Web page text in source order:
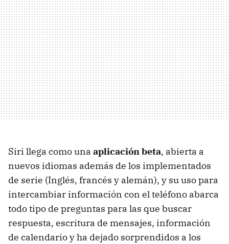
Siri llega como una aplicación beta, abierta a
nuevos idiomas además de los implementados
de serie (Inglés, francés y alemán), y su uso para
intercambiar información con el teléfono abarca
todo tipo de preguntas para las que buscar
respuesta, escritura de mensajes, información
de calendario y ha dejado sorprendidos a los